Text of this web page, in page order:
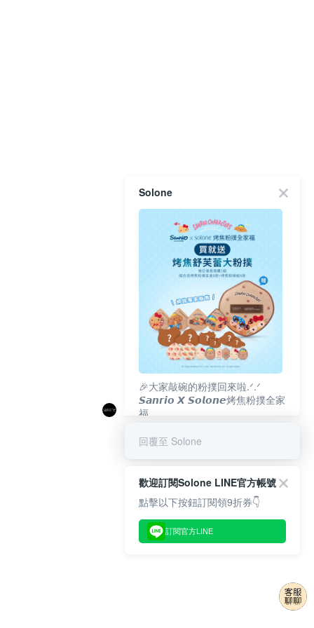
Solone
🎉大家敲碗的粉撲回來啦.ᐟ‪‪.ᐟ
𝙎𝙖𝙣𝙧𝙞𝙤 𝙓 𝙎𝙤𝙡𝙤𝙣𝙚烤焦粉撲全家
福
回覆至 Solone
歡迎訂閱Solone LINE官方帳號
點擊以下按鈕訂閱領9折券👇
訂閱官方LINE